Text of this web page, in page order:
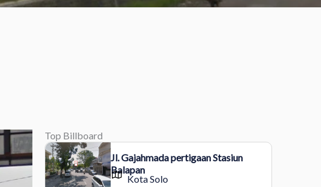
Top Billboard
Jl. Gajahmada pertigaan Stasiun
Balapan
Kota Solo